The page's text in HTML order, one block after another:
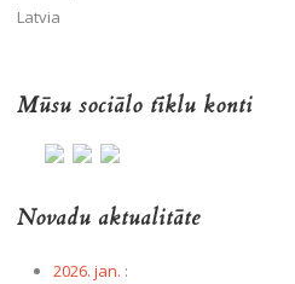
Latvia
Mūsu sociālo tīklu konti
Novadu aktualitāte
2026. jan. :